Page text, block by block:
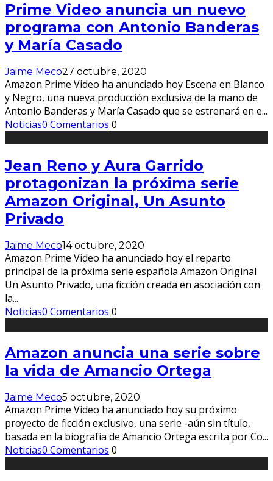
Prime Video anuncia un nuevo
programa con Antonio Banderas
y María Casado
Jaime Meco27 octubre, 2020
Amazon Prime Video ha anunciado hoy Escena en Blanco
y Negro, una nueva producción exclusiva de la mano de
Antonio Banderas y María Casado que se estrenará en e...
Noticias0 Comentarios 0
Jean Reno y Aura Garrido
protagonizan la próxima serie
Amazon Original, Un Asunto
Privado
Jaime Meco14 octubre, 2020
Amazon Prime Video ha anunciado hoy el reparto
principal de la próxima serie española Amazon Original
Un Asunto Privado, una ficción creada en asociación con
la...
Noticias0 Comentarios 0
Amazon anuncia una serie sobre
la vida de Amancio Ortega
Jaime Meco5 octubre, 2020
Amazon Prime Video ha anunciado hoy su próximo
proyecto de ficción exclusivo, una serie -aún sin título,
basada en la biografía de Amancio Ortega escrita por Co...
Noticias0 Comentarios 0